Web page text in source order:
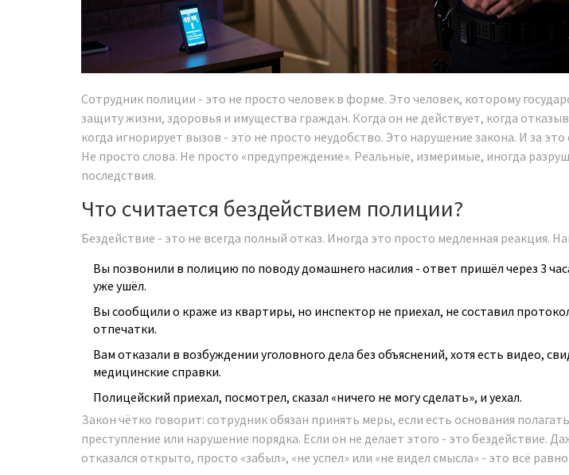
Сотрудник полиции - это не просто человек в форме. Это человек, которому
защиту жизни, здоровья и имущества граждан. Когда он не действует, когда
когда игнорирует вызов - это не просто неудобство. Это нарушение закона. И за это
Не просто слова. Не просто «предупреждение». Реальные, измеримые, иногда
последствия.
Что считается бездействием полиции?
Бездействие - это не всегда полный отказ. Иногда это просто медленная реакция.
Вы позвонили в полицию по поводу домашнего насилия - ответ пришёл через 3
уже ушёл.
Вы сообщили о краже из квартиры, но инспектор не приехал, не составил
отпечатки.
Вам отказали в возбуждении уголовного дела без объяснений, хотя есть видео,
медицинские справки.
Полицейский приехал, посмотрел, сказал «ничего не могу сделать», и уехал.
Закон чётко говорит: сотрудник обязан принять меры, если есть основания
преступление или нарушение порядка. Если он не делает этого - это бездействие.
отказался открыто, просто «забыл», «не успел» или «не видел смысла» - это всё